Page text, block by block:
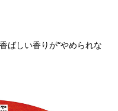
ばしい香りが“やめられな